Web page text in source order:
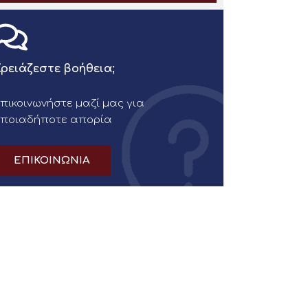
βοήθεια;
μαζί μας για
απορία
ΕΠΙΚΟΙΝΩΝΙΑ